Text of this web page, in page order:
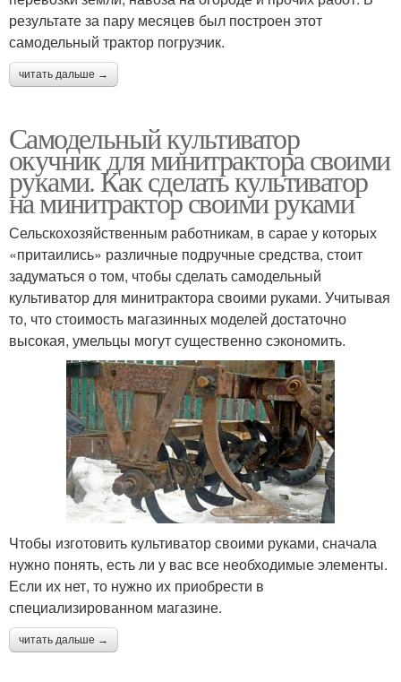
результате за пару месяцев был построен этот
самодельный трактор погрузчик.
читать дальше →
Самодельный культиватор
окучник для минитрактора своими
руками. Как сделать культиватор
на минитрактор своими руками
Сельскохозяйственным работникам, в сарае у которых
«притаились» различные подручные средства, стоит
задуматься о том, чтобы сделать самодельный
культиватор для минитрактора своими руками. Учитывая
то, что стоимость магазинных моделей достаточно
высокая, умельцы могут существенно сэкономить.
Чтобы изготовить культиватор своими руками, сначала
нужно понять, есть ли у вас все необходимые элементы.
Если их нет, то нужно их приобрести в
специализированном магазине.
читать дальше →